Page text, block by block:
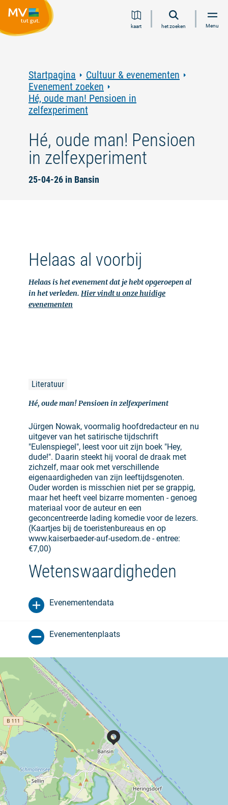
Ga
naar
Ga
naar
Ga
naar
Ga
naar
kaart het zoeken Menu
Startpagina
Cultuur & evenementen
Evenement zoeken
Hé, oude man! Pensioen in
zelfexperiment
Hé, oude man! Pensioen
in zelfexperiment
25-04-26 in Bansin
Helaas al voorbij
Helaas is het evenement dat je hebt opgeroepen al
in het verleden. Hier vindt u onze huidige
evenementen
Literatuur
Hé, oude man! Pensioen in zelfexperiment
Jürgen Nowak, voormalig hoofdredacteur en nu
uitgever van het satirische tijdschrift
"Eulenspiegel", leest voor uit zijn boek "Hey,
dude!". Daarin steekt hij vooral de draak met
zichzelf, maar ook met verschillende
eigenaardigheden van zijn leeftijdsgenoten.
Ouder worden is misschien niet per se grappig,
maar het heeft veel bizarre momenten - genoeg
materiaal voor de auteur en een
geconcentreerde lading komedie voor de lezers.
(Kaartjes bij de toeristenbureaus en op
www.kaiserbaeder-auf-usedom.de - entree:
€7,00)
Wetenswaardigheden
Evenementendata
Evenementenplaats